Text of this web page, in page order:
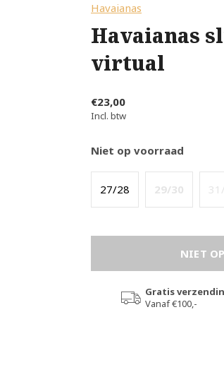
Havaianas
Havaianas
virtual
€23,00
Incl. btw
Niet op voorraad
27/28 29/30
NIET
Gratis
Vanaf €100,-